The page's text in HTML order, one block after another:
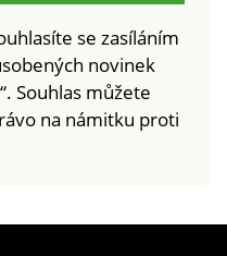
se zasíláním
novinek
“. Souhlas můžete
na námitku proti